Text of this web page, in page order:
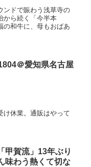
ンドで賑わう浅草寺の
から続く「今半本
の和牛に、母もおばあ
＠愛知県名古屋
け休業。通販はやって
甲賀流」13年ぶり
味わう熱くて切な